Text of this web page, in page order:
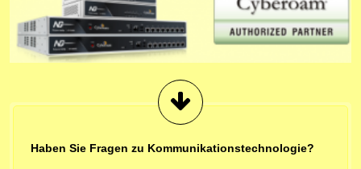
Haben Sie Fragen zu Kommunikationstechnologie?